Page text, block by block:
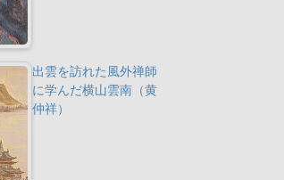
出雲を訪れた風外禅師
に学んだ横山雲南（黄
仲祥）